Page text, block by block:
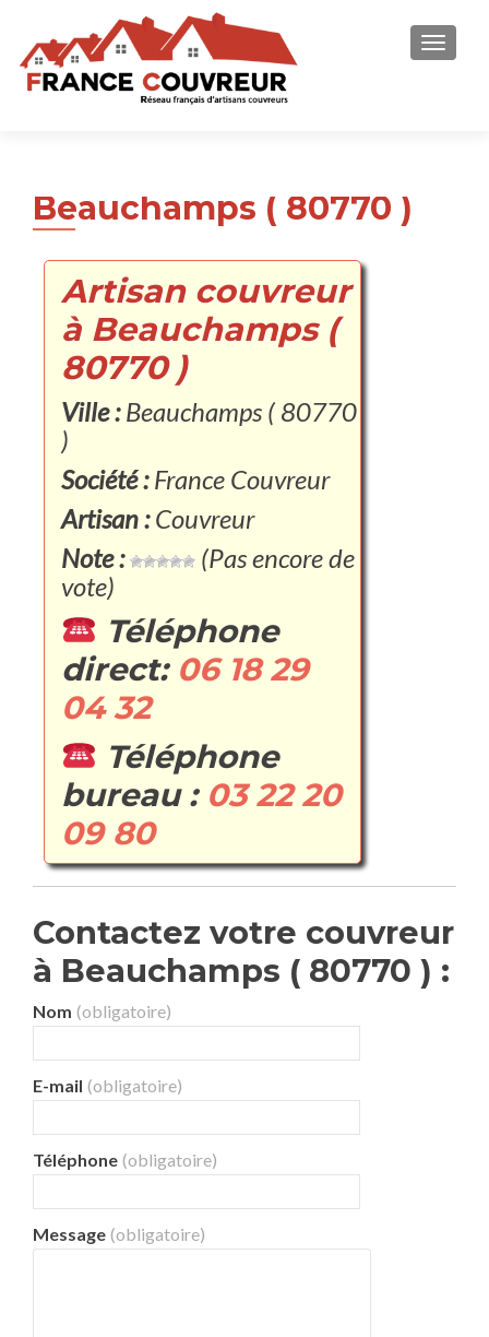
Beauchamps ( 80770 )
Artisan couvreur
à Beauchamps (
80770 )
Ville :Beauchamps ( 80770
)
Société :France Couvreur
Artisan :Couvreur
Note :
(Pas encore de
vote)
Téléphone
direct: 06 18 29
04 32
Téléphone
bureau : 03 22 20
09 80
Contactez votre couvreur
à Beauchamps ( 80770 ) :
Nom (obligatoire)
E-mail (obligatoire)
Téléphone (obligatoire)
Message (obligatoire)